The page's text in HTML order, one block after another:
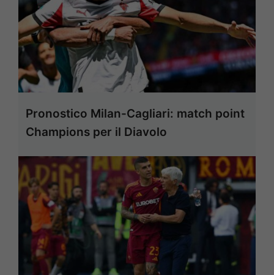
Pronostico Milan-Cagliari: match point
Champions per il Diavolo